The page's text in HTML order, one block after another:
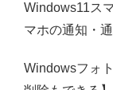
Windows11ス
マホの通知・
Windowsフォ